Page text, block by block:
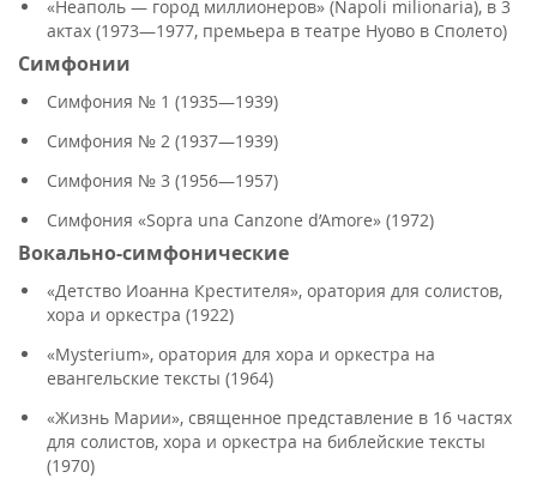
«Неаполь — город миллионеров» (Napoli milionaria), в 3
актах (1973—1977, премьера в театре Нуово в Сполето)
Симфонии
Симфония № 1 (1935—1939)
Симфония № 2 (1937—1939)
Симфония № 3 (1956—1957)
Симфония «Sopra una Canzone d’Amore» (1972)
Вокально-симфонические
«Детство Иоанна Крестителя», оратория для солистов,
хора и оркестра (1922)
«Mysterium», оратория для хора и оркестра на
евангельские тексты (1964)
«Жизнь Марии», священное представление в 16 частях
для солистов, хора и оркестра на библейские тексты
(1970)